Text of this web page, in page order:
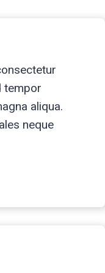
tempor
aliqua.
neque